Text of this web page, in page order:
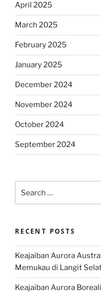
April 2025
March 2025
February 2025
January 2025
December 2024
November 2024
October 2024
September 2024
for:
RECENT POSTS
Keajaiban Aurora
Memukau di Langit
Keajaiban Aurora